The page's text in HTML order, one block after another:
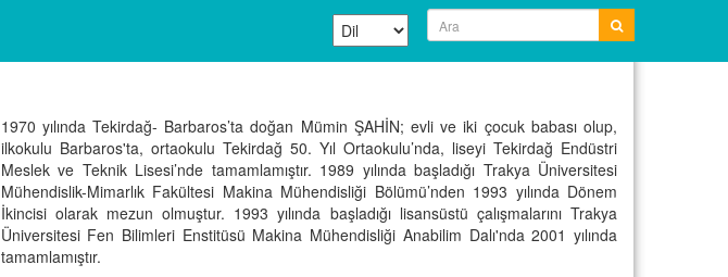
1970 yılında Tekirdağ- Barbaros’ta doğan Mümin ŞAHİN; evli ve iki çocuk babası olup,
ilkokulu Barbaros'ta, ortaokulu Tekirdağ 50. Yıl Ortaokulu’nda, liseyi Tekirdağ Endüstri
Meslek ve Teknik Lisesi’nde tamamlamıştır. 1989 yılında başladığı Trakya Üniversitesi
Mühendislik-Mimarlık Fakültesi Makina Mühendisliği Bölümü’nden 1993 yılında Dönem
İkincisi olarak mezun olmuştur. 1993 yılında başladığı lisansüstü çalışmalarını Trakya
Üniversitesi Fen Bilimleri Enstitüsü Makina Mühendisliği Anabilim Dalı'nda 2001 yılında
tamamlamıştır.